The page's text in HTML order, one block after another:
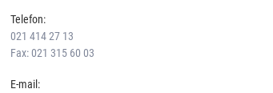
Telefon:
021 414 27 13
Fax: 021 315 60 03
E-mail: